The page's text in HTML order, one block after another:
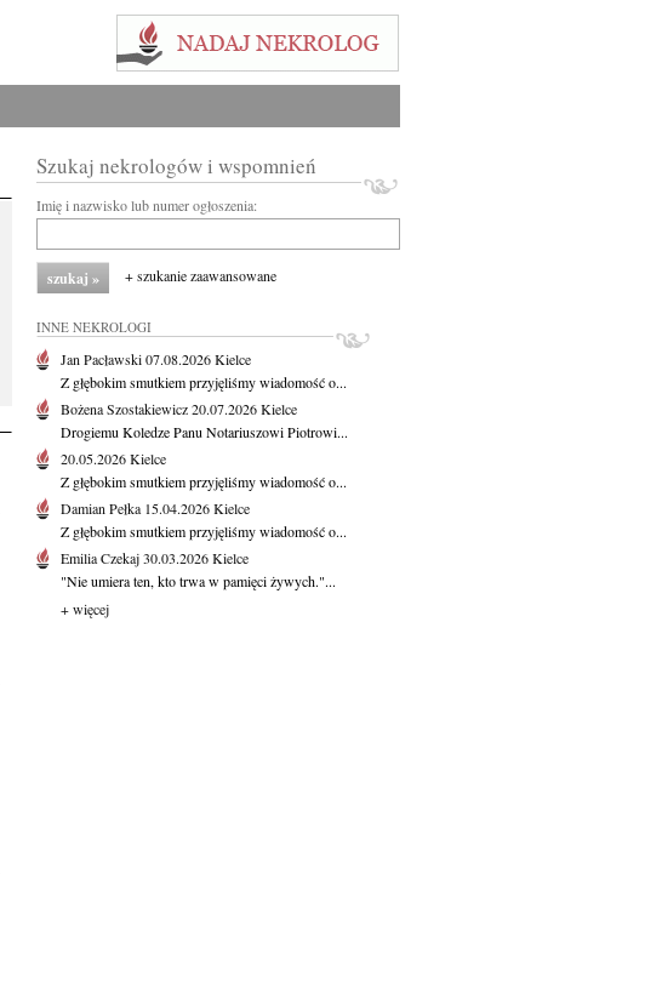
Szukaj nekrologów i wspomnień
Imię i nazwisko lub numer ogłoszenia:
+ szukanie zaawansowane
INNE NEKROLOGI
Jan Pacławski07.08.2026Kielce
Z głębokim smutkiem przyjęliśmy wiadomość o...
Bożena Szostakiewicz20.07.2026Kielce
Drogiemu Koledze Panu Notariuszowi Piotrowi...
20.05.2026Kielce
Z głębokim smutkiem przyjęliśmy wiadomość o...
Damian Pełka 15.04.2026Kielce
Z głębokim smutkiem przyjęliśmy wiadomość o...
Emilia Czekaj30.03.2026Kielce
"Nie umiera ten, kto trwa w pamięci żywych."...
+ więcej